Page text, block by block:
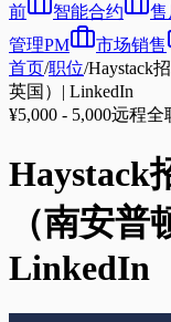
前
智能合约 售
管理PM
市场销售
首页/职位/Haystack
英国）| LinkedIn
¥5,000 - 5,000远程全
Haystack
（南安
LinkedIn